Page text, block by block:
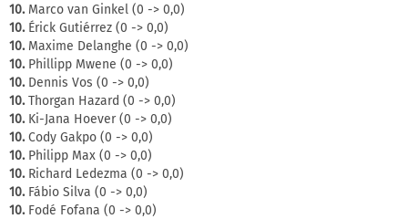
10.Marco van Ginkel (0 -> 0,0)
10.Érick Gutiérrez (0 -> 0,0)
10.Maxime Delanghe (0 -> 0,0)
10.Phillipp Mwene (0 -> 0,0)
10.Dennis Vos (0 -> 0,0)
10.Thorgan Hazard (0 -> 0,0)
10.Ki-Jana Hoever (0 -> 0,0)
10.Cody Gakpo (0 -> 0,0)
10.Philipp Max (0 -> 0,0)
10.Richard Ledezma (0 -> 0,0)
10.Fábio Silva (0 -> 0,0)
10.Fodé Fofana (0 -> 0,0)